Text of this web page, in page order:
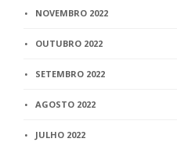
NOVEMBRO 2022
OUTUBRO 2022
SETEMBRO 2022
AGOSTO 2022
JULHO 2022